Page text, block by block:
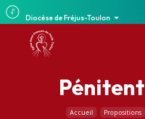
Diocèse de Fréjus-Toulon
Accueil Propositions